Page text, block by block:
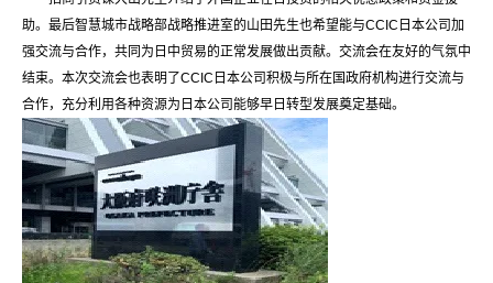
助。最后智慧城市战略部战略推进室的山田先生也希望能与CCIC日本公司加
强交流与合作，共同为日中贸易的正常发展做出贡献。交流会在友好的气氛中
结束。本次交流会也表明了CCIC日本公司积极与所在国政府机构进行交流与
合作，充分利用各种资源为日本公司能够早日转型发展奠定基础。